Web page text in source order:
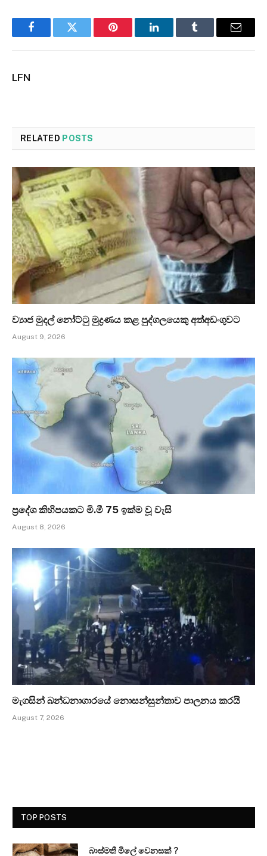
FacebookTwitter Pinterest LinkedInTumblr Email
LFN
RELATED POSTS
ව්‍යාජ මුදල් නෝට්ටු මුද්‍රණය කළ පුද්ගලයෙකු අත්අඩංගුවට
August 9, 2026
ප්‍රදේශ කිහිපයකට මි.මී 75 ඉක්ම වූ වැසි
August 8, 2026
මැගසින් බන්ධනාගාරයේ නොසන්සුන්තාව පාලනය කරයි
August 7, 2026
TOP POSTS
බාස්මතී මිලේ වෙනසක් ?